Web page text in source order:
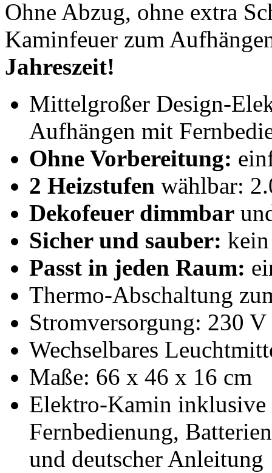
Ohne Abzug, ohne extra
Kaminfeuer zum
Jahreszeit!
Mittelgroßer Design-
Aufhängen mit
Ohne Vorbereitung:
2 Heizstufen wählbar:
Dekofeuer dimmbar
Sicher und sauber:
Passt in jeden Raum:
Thermo-Abschaltung
Stromversorgung: 230
Wechselbares
Maße: 66 x 46 x 16 cm
Elektro-Kamin inklusive
Fernbedienung,
und deutscher Anleitung